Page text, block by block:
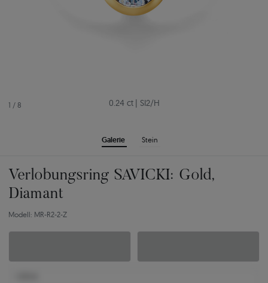
1 / 8
Galerie Stein
0.24 ct | SI2/H
Verlobungsring SAVICKI: Gold,
Diamant
Modell: MR-R2-2-Z